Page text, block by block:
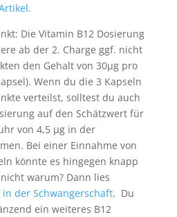
Die Vitamin B12 Dosierung
ab der 2. Charge ggf. nicht
den Gehalt von 30µg pro
Wenn du die 3 Kapseln
verteilst, solltest du auch
auf den Schätzwert für
von 4,5 µg in der
Bei einer Einnahme von
könnte es hingegen knapp
warum? Dann lies
der Schwangerschaft. Du
ein weiteres B12